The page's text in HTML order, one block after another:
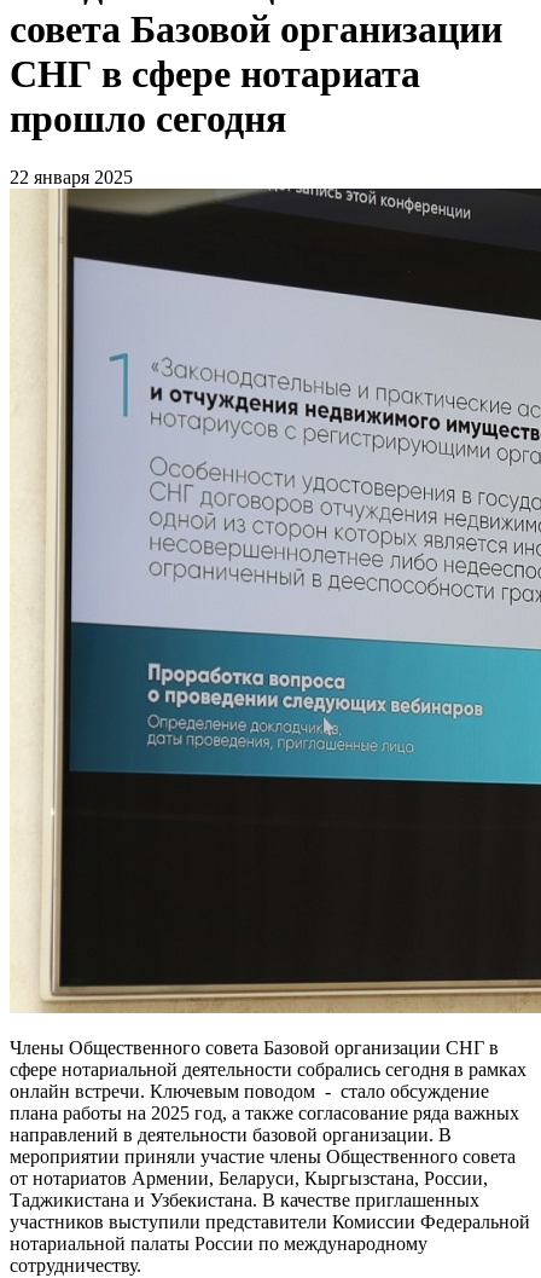
совета Базовой организации
СНГ в сфере нотариата
прошло сегодня
22 января 2025
Члены Общественного совета Базовой организации СНГ в
сфере нотариальной деятельности собрались сегодня в рамках
онлайн встречи. Ключевым поводом - стало обсуждение
плана работы на 2025 год, а также согласование ряда важных
направлений в деятельности базовой организации. В
мероприятии приняли участие члены Общественного совета
от нотариатов Армении, Беларуси, Кыргызстана, России,
Таджикистана и Узбекистана. В качестве приглашенных
участников выступили представители Комиссии Федеральной
нотариальной палаты России по международному
сотрудничеству.